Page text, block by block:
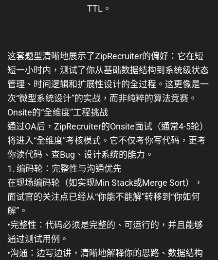
TTL。
这套题型清晰地展示了ZipRecruiter的偏好：它在短
短一小时内，测试了你从基础数据结构到系统级状态
管理、时间逻辑和扩展性设计的全过程。这更像是一
次“微型系统设计”的实战，而非纯粹的算法竞赛。
Onsite的“全维度”工程挑战
通过OA后，ZipRecruiter的Onsite面试（通常4-5轮）
将进入“全维度”考核模式。它不仅考你写代码，更考
你读代码、查Bug、设计系统的能力。
1. 编码轮：完整性与沟通优先
在现场编码轮（如实现Min Stack或Merge Sort），
面试官的关注点已经从“你能不能解”转移到“你如何
解”。
•完整性 ：代码必须是完整的、可运行的，并且能够
通过测试用例。
•沟通 ：边写边讲，清晰地解释你的思路、数据结构